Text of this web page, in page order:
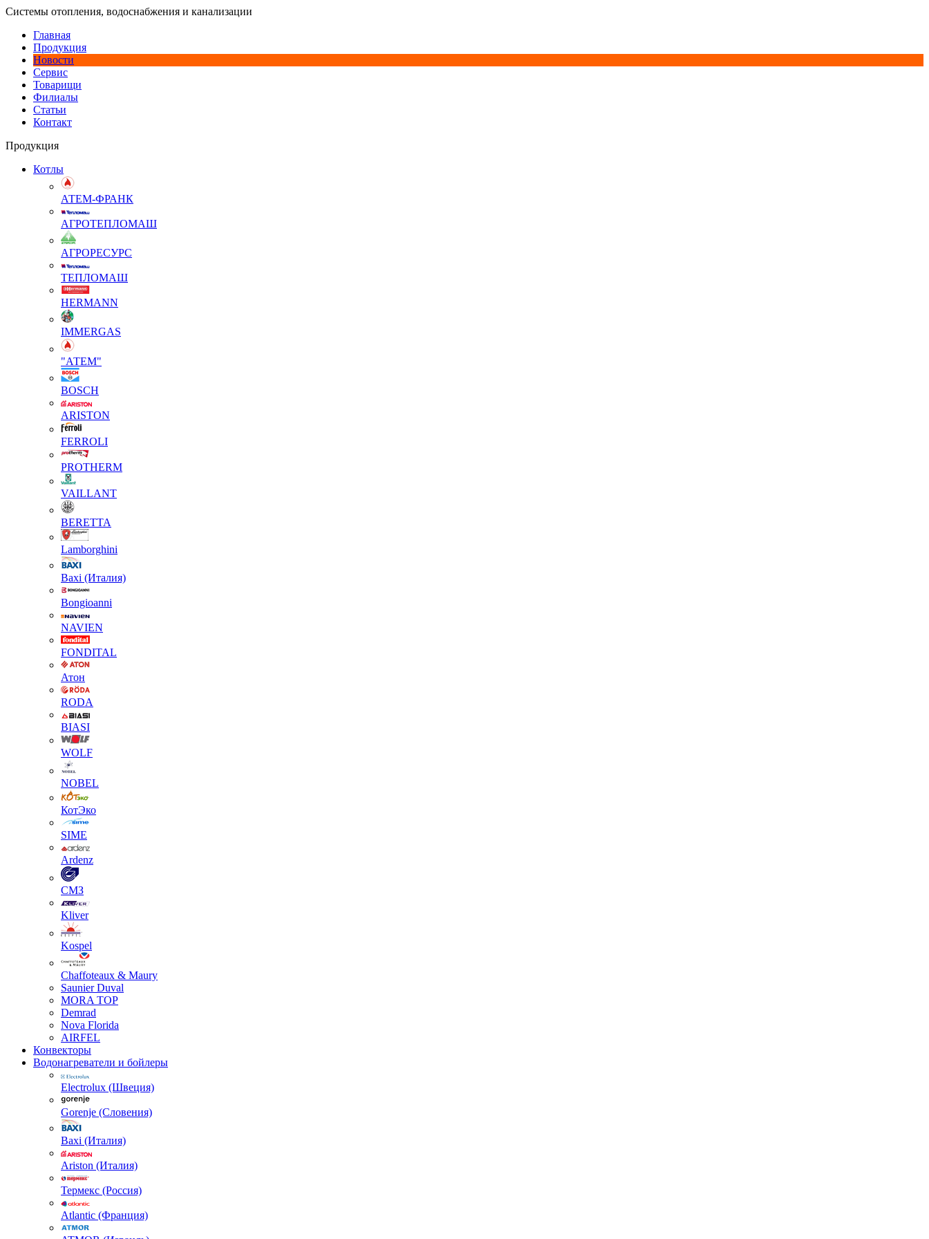
Системы отопления, водоснабжения и канализации
Главная
Продукция
Новости
Сервис
Товарищи
Филиалы
Статьи
Контакт
Продукция
Котлы
АТЕМ-ФРАНК
АГРОТЕПЛОМАШ
АГРОРЕСУРС
ТЕПЛОМАШ
HERMANN
IMMERGAS
"АТЕМ"
BOSCH
ARISTON
FERROLI
PROTHERM
VAILLANT
BERETTA
Lamborghini
Baxi (Италия)
Вongioanni
NAVIEN
FONDITAL
Атон
RODA
BIASI
WOLF
NOBEL
КотЭко
SIME
Ardenz
СМЗ
Kliver
Kospel
Chaffoteaux & Maury
Saunier Duval
MORA TOP
Demrad
Nova Florida
AIRFEL
Конвекторы
Водонагреватели и бойлеры
Electrolux (Швеция)
Gorenje (Словения)
Baxi (Италия)
Ariston (Италия)
Термекс (Россия)
Atlantic (Франция)